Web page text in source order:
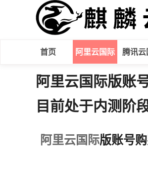
首页 阿里云国际 腾讯云
阿里云国际版账
目前处于内测阶
阿里云国际版账号